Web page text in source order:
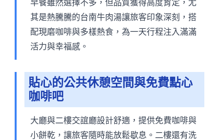
早餐雖然選擇不多，但品質獲得高度肯定，尤
其是熱騰騰的台南牛肉湯讓旅客印象深刻，搭
配現磨咖啡與多樣熱食，為一天行程注入滿滿
活力與幸福感。
貼心的公共休憩空間與免費點心
咖啡吧
大廳與二樓交誼廳設計舒適，提供免費咖啡與
小餅乾，讓旅客隨時能放鬆歇息。二樓還有洗